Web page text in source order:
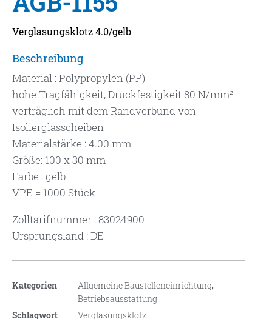
Verglasungsklotz 4.0/gelb
Beschreibung
Material : Polypropylen (PP)
hohe Tragfähigkeit, Druckfestigkeit 80 N/mm²
verträglich mit dem Randverbund von
Isolierglasscheiben
Materialstärke : 4.00 mm
Größe: 100 x 30 mm
Farbe : gelb
VPE = 1000 Stück
Zolltarifnummer : 83024900
Ursprungsland : DE
Kategorien Allgemeine Baustelleneinrichtung,
Betriebsausstattung
Schlagwort
Verglasungsklotz